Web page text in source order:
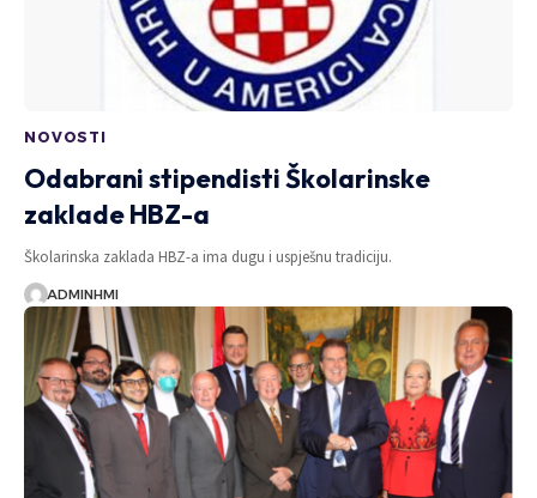
NOVOSTI
Odabrani stipendisti Školarinske
zaklade HBZ-a
Školarinska zaklada HBZ-a ima dugu i uspješnu tradiciju.
ADMINHMI